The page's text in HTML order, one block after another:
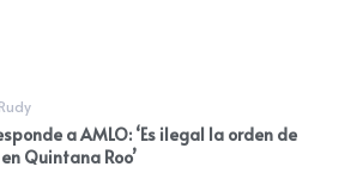
Rudy
a AMLO: ‘Es ilegal la orden de
Quintana Roo’